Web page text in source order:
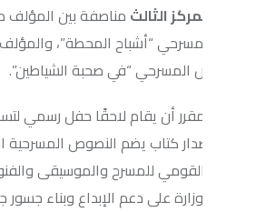
مناصفة بين المؤلف محمد صبري
“أشباح المحطة”، والمؤلف حسام عبد
“في صحبة الشياطين”.
يقام لاحقًا حفل رسمي لتسليم الجوائز
يضم النصوص المسرحية الفائزة ضمن
للمسرح والموسيقى والفنون
دعم الإبداع وبناء جسور جديدة بين